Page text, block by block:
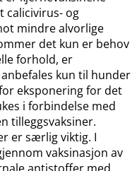
calicivirus- og
mindre alvorlige
det kun er behov
forhold, er
kun til hunder
eksponering for det
i forbindelse med
tilleggsvaksiner.
er særlig viktig. I
vaksinasjon av